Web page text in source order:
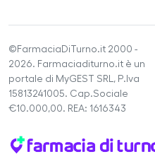
©FarmaciaDiTurno.it 2000 -
2026. Farmaciaditurno.it è un
portale di MyGEST SRL, P.Iva
15813241005. Cap.Sociale
€10.000,00. REA: 1616343